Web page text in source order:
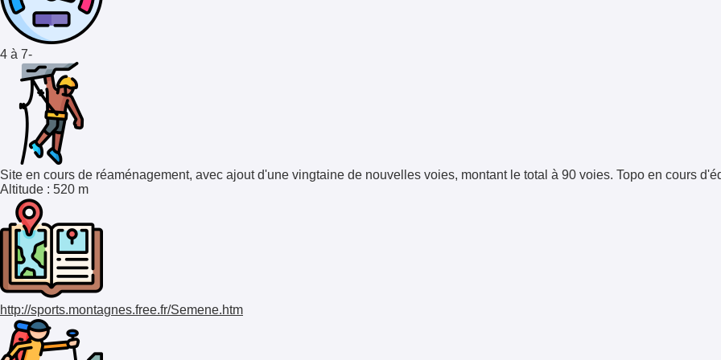
4 à 7-
Site en cours de réaménagement, avec ajout d'une vingtaine de nouvelles voies, montant le total à 90 voies. Topo en cours
Altitude : 520 m
http://sports.montagnes.free.fr/Semene.htm